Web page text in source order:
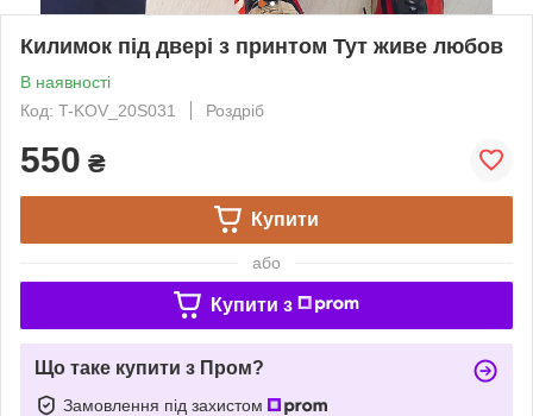
Килимок під двері з принтом Тут живе любов
В наявності
Код: T-KOV_20S031
Роздріб
550 ₴
Купити
або
Купити з
Що таке купити з Пром?
Замовлення під захистом